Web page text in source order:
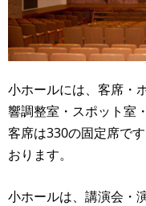
小ホールには、客席・
響調整室・スポット室
客席は330の固定席で
おります。
小ホールは、講演会・